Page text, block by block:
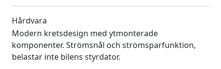
Hårdvara
Modern kretsdesign med ytmonterade
komponenter. Strömsnål och strömsparfunktion,
belastar inte bilens styrdator.